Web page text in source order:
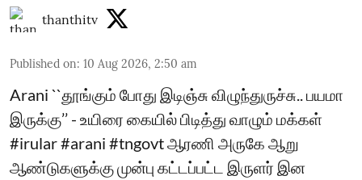
thanthitv
Published on: 10 Aug 2026, 2:50 am
Arani ``தூங்கும் போது இடிஞ்சு விழுந்துருச்சு.. பயமா
இருக்கு’’ - உயிரை கையில் பிடித்து வாழும் மக்கள்
#irular #arani #tngovt ஆரணி அருகே ஆறு
ஆண்டுகளுக்கு முன்பு கட்டப்பட்ட இருளர் இன